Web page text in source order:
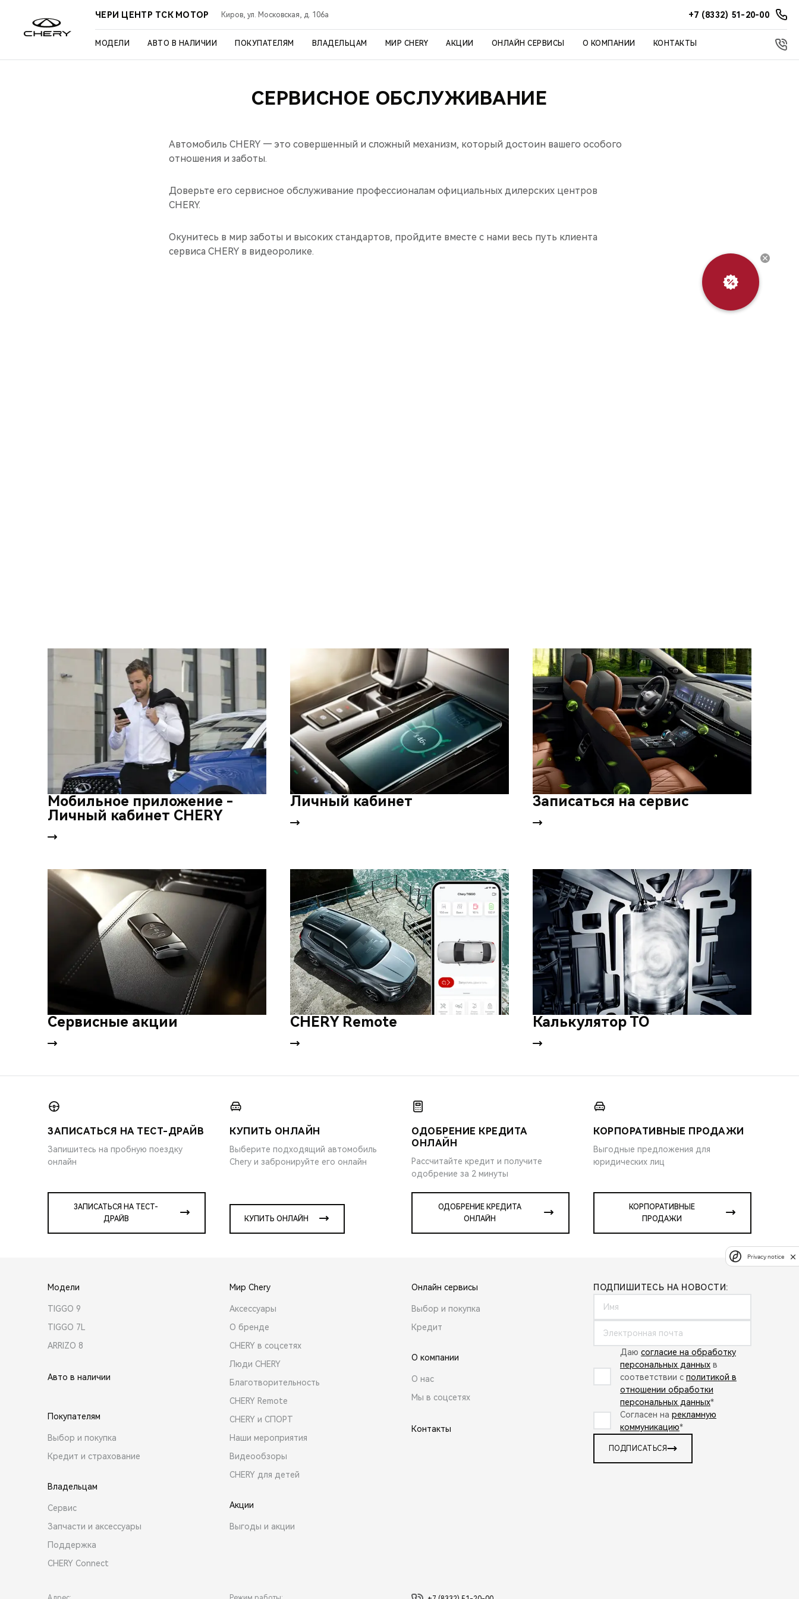
ЧЕРИ ЦЕНТР ТСК МОТОР Киров, ул. Московская, д. 106а +7 (8332) 51-20-00
МОДЕЛИ АВТО В НАЛИЧИИ ПОКУПАТЕЛЯМ ВЛАДЕЛЬЦАМ МИР CHERY АКЦИИ ОНЛАЙН СЕРВИСЫ О КОМПАНИИ КОНТАКТЫ
СЕРВИСНОЕ ОБСЛУЖИВАНИЕ
Автомобиль CHERY — это совершенный и сложный механизм, который достоин вашего особого
отношения и заботы.
Доверьте его сервисное обслуживание профессионалам официальных дилерских центров
CHERY.
Окунитесь в мир заботы и высоких стандартов, пройдите вместе с нами весь путь клиента
сервиса CHERY в видеоролике.
Мобильное приложение -
Личный кабинет CHERY
Личный кабинет Записаться на сервис
Сервисные акции CHERY Remote Калькулятор ТО
ЗАПИСАТЬСЯ НА ТЕСТ-ДРАЙВ
Запишитесь на пробную поездку
онлайн
ЗАПИСАТЬСЯ НА ТЕСТ-
ДРАЙВ
КУПИТЬ ОНЛАЙН
Выберите подходящий автомобиль
Chery и забронируйте его онлайн
КУПИТЬ ОНЛАЙН
ОДОБРЕНИЕ КРЕДИТА
ОНЛАЙН
Рассчитайте кредит и получите
одобрение за 2 минуты
ОДОБРЕНИЕ КРЕДИТА
ОНЛАЙН
КОРПОРАТИВНЫЕ ПРОДАЖИ
Выгодные предложения для
юридических лиц
КОРПОРАТИВНЫЕ
ПРОДАЖИ
Модели
TIGGO 9
TIGGO 7L
ARRIZO 8
Авто в наличии
Покупателям
Выбор и покупка
Кредит и страхование
Владельцам
Сервис
Запчасти и аксессуары
Поддержка
CHERY Connect
Мир Chery
Аксессуары
О бренде
CHERY в соцсетях
Люди CHERY
Благотворительность
CHERY Remote
CHERY и СПОРТ
Наши мероприятия
Видеообзоры
CHERY для детей
Акции
Выгоды и акции
Онлайн сервисы
Выбор и покупка
Кредит
О компании
О нас
Мы в соцсетях
Контакты
ПОДПИШИТЕСЬ НА НОВОСТИ:
Даю согласие на обработку
персональных данных в
соответствии с политикой в
отношении обработки
персональных данных*
Согласен на рекламную
коммуникацию*
ПОДПИСАТЬСЯ
Выгодный
обмен
Privacy notice